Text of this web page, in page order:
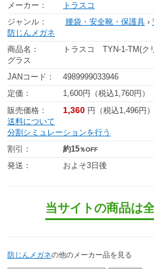
メーカー：
トラスコ
ジャンル：
腰袋・安全靴・保護具 ›
防じんメガネ
商品名：
トラスコ TYN-1-TM(ク
グラス
JANコード：
4989999033946
定価：
1,600円（税込1,760円）
販売価格：
1,360 円（税込1,496円）
送料について
分割シミュレーションを行う
割引：
約15％OFF
発送： およそ3日後
当サイトの商品は
防じんメガネの他のメーカー品を見る